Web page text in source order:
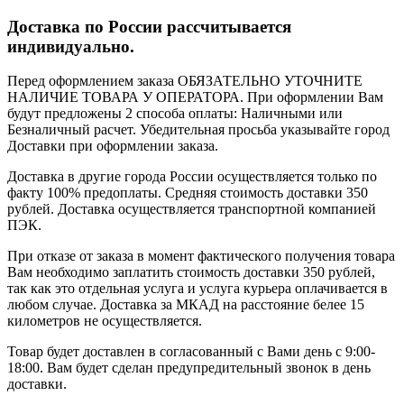
Доставка по России рассчитывается
индивидуально.
Перед оформлением заказа ОБЯЗАТЕЛЬНО УТОЧНИТЕ
НАЛИЧИЕ ТОВАРА У ОПЕРАТОРА. При оформлении Вам
будут предложены 2 способа оплаты: Наличными или
Безналичный расчет. Убедительная просьба указывайте город
Доставки при оформлении заказа.
Доставка в другие города России осуществляется только по
факту 100% предоплаты. Средняя стоимость доставки 350
рублей. Доставка осуществляется транспортной компанией
ПЭК.
При отказе от заказа в момент фактического получения товара
Вам необходимо заплатить стоимость доставки 350 рублей,
так как это отдельная услуга и услуга курьера оплачивается в
любом случае. Доставка за МКАД на расстояние белее 15
километров не осуществляется.
Товар будет доставлен в согласованный с Вами день с 9:00-
18:00. Вам будет сделан предупредительный звонок в день
доставки.